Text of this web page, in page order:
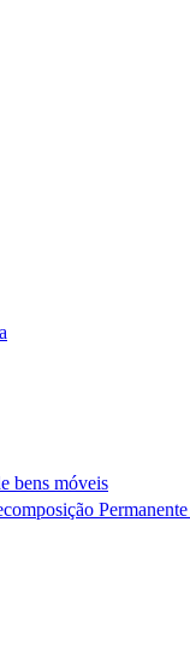
bens móveis
Permanente